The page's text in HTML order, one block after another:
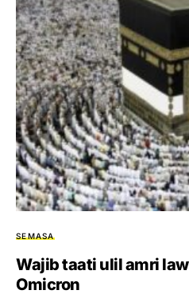
SEMASA
Wajib taati ulil amri
Omicron